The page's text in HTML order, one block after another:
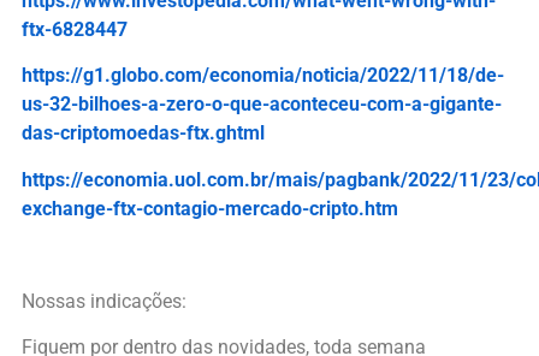
ftx-6828447
https://g1.globo.com/economia/noticia/2022/11/18/de-
us-32-bilhoes-a-zero-o-que-aconteceu-com-a-gigante-
das-criptomoedas-ftx.ghtml
https://economia.uol.com.br/mais/pagbank/2022/11/23/
exchange-ftx-contagio-mercado-cripto.htm
Nossas indicações:
Fiquem por dentro das novidades, toda semana